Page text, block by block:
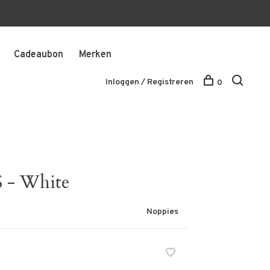
Cadeaubon Merken
Inloggen / Registreren 0
- White
Noppies